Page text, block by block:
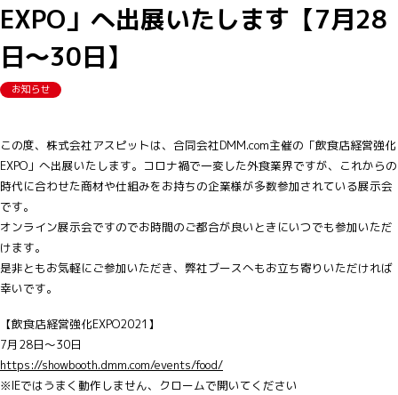
EXPO」へ出展いたします【7月28
日～30日】
お知らせ
この度、株式会社アスピットは、合同会社DMM.com主催の「飲食店経営強化
EXPO」へ出展いたします。コロナ禍で一変した外食業界ですが、これからの
時代に合わせた商材や仕組みをお持ちの企業様が多数参加されている展示会
です。
オンライン展示会ですのでお時間のご都合が良いときにいつでも参加いただ
けます。
是非ともお気軽にご参加いただき、弊社ブースへもお立ち寄りいただければ
幸いです。
【飲食店経営強化EXPO2021】
7月28日〜30日
https://showbooth.dmm.com/events/food/
※IEではうまく動作しません、クロームで開いてください